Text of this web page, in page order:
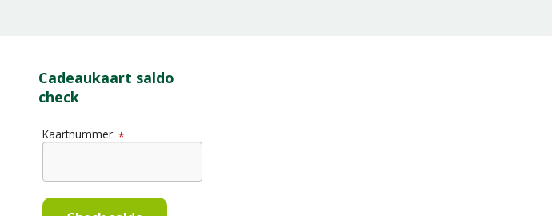
Cadeaukaart saldo
check
Kaartnummer: *